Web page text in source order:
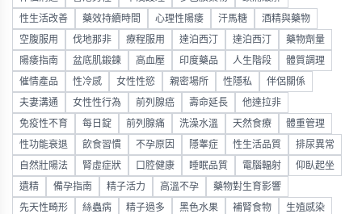
性生活改善 藥效持續時間 心理性陽痿 汗馬糖 酒精與藥物
空腹服用 伐地那非 療程服用 達泊西汀 達泊西汀 藥物劑量
陽痿指南 盆底肌鍛鍊 高血壓 印度藥品 人生階段 體質調理
催情產品 性冷感 女性性慾 親密場所 性隱私 伴侶關係
夫妻溝通 女性性行為 前列腺癌 壽命延長 他達拉非
免疫性不育 每日錠 前列腺痛 洗澡水溫 天然食療 體重管理
性功能衰退 飲食習慣 不孕原因 隱睾症 性生活品質 排尿異常
自然壯陽法 腎虛症狀 口腔健康 睡眠品質 電腦輻射 仰臥起坐
遺精 備孕指南 精子活力 高溫不孕 藥物對生育影響
先天性畸形 絲蟲病 精子過多 黑色水果 補腎食物 生殖感染